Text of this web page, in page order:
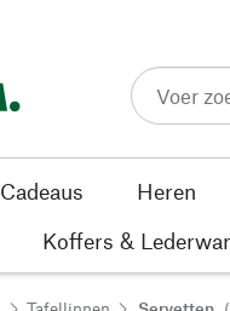
Cadeaus Heren
Koffers &